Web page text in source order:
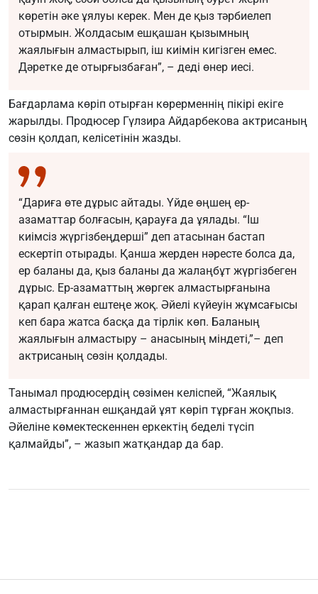
көретін әке ұялуы керек. Мен де қыз тәрбиелеп
отырмын. Жолдасым ешқашан қызымның
жаялығын алмастырып, іш киімін кигізген емес.
Дәретке де отырғызбаған”, – деді өнер иесі.
Бағдарлама көріп отырған көрерменнің пікірі екіге
жарылды. Продюсер Гүлзира Айдарбекова актрисаның
сөзін қолдап, келісетінін жазды.
“Дариға өте дұрыс айтады. Үйде өңшең ер-
азаматтар болғасын, қарауға да ұялады. “Іш
киімсіз жүргізбеңдерші” деп атасынан бастап
ескертіп отырады. Қанша жерден нәресте болса да,
ер баланы да, қыз баланы да жалаңбұт жүргізбеген
дұрыс. Ер-азаматтың жөргек алмастырғанына
қарап қалған ештеңе жоқ. Әйелі күйеуін жұмсағысы
кеп бара жатса басқа да тірлік көп. Баланың
жаялығын алмастыру – анасының міндеті,”– деп
актрисаның сөзін қолдады.
Танымал продюсердің сөзімен келіспей, “Жаялық
алмастырғаннан ешқандай ұят көріп тұрған жоқпыз.
Әйеліне көмектескеннен еркектің беделі түсіп
қалмайды”, – жазып жатқандар да бар.